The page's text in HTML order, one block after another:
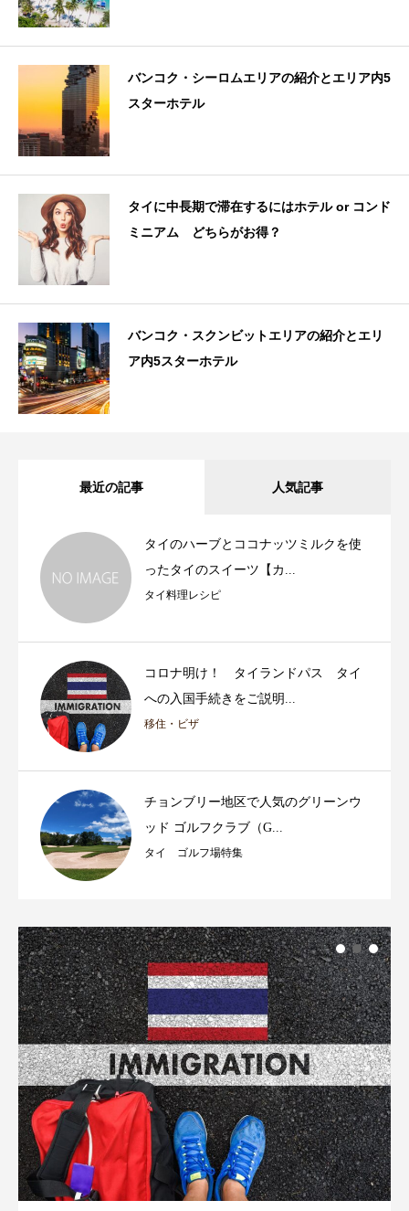
バンコク・シーロムエリアの紹介とエリア内5
スターホテル
タイに中長期で滞在するにはホテル or コンド
ミニアム どちらがお得？
バンコク・スクンビットエリアの紹介とエリ
ア内5スターホテル
最近の記事 人気記事
タイのハーブとココナッツミルクを使
ったタイのスイーツ【カ...
タイ料理レシピ
コロナ明け！ タイランドパス タイ
への入国手続きをご説明...
移住・ビザ
チョンブリー地区で人気のグリーンウ
ッド ゴルフクラブ（G...
タイ ゴルフ場特集